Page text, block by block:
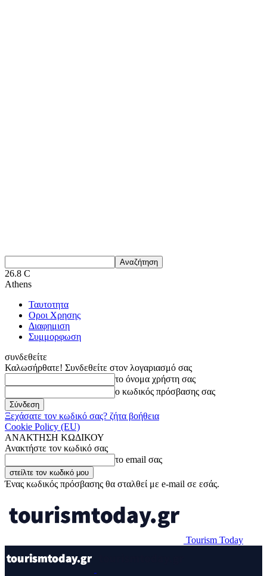
26.8 C
Athens
Ταυτοτητα
Οροι Χρησης
Διαφημιση
Συμμορφωση
συνδεθείτε
Καλωσήρθατε! Συνδεθείτε στον λογαριασμό σας
το όνομα χρήστη σας
ο κωδικός πρόσβασης σας
Ξεχάσατε τον κωδικό σας? ζήτα βοήθεια
Cookie Policy (EU)
ΑΝΑΚΤΗΣΗ ΚΩΔΙΚΟΥ
Ανακτήστε τον κωδικό σας
το email σας
Ένας κωδικός πρόσβασης θα σταλθεί με e-mail σε εσάς.
Tourism Today